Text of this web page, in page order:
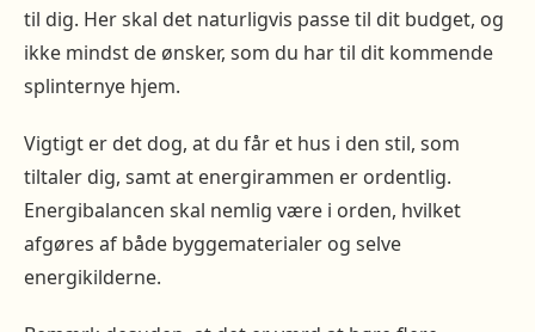
til dig. Her skal det naturligvis passe til dit budget, og
ikke mindst de ønsker, som du har til dit kommende
splinternye hjem.
Vigtigt er det dog, at du får et hus i den stil, som
tiltaler dig, samt at energirammen er ordentlig.
Energibalancen skal nemlig være i orden, hvilket
afgøres af både byggematerialer og selve
energikilderne.